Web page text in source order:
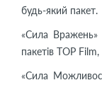
будь-який пакет.
«Сила
пакетів TOP
«Сила